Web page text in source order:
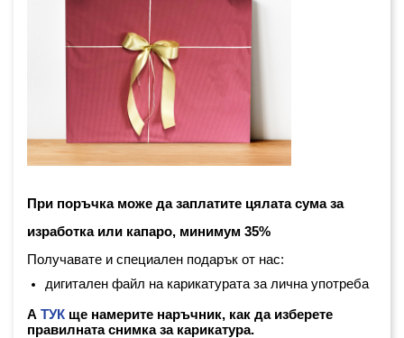
При поръчка може да заплатите цялата сума за
изработка или капаро, минимум 35%
Получавате и специален подарък от нас:
дигитален файл на карикатурата за лична употреба
А ТУК ще намерите наръчник, как да изберете
правилната снимка за карикатура.